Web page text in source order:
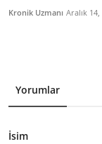
Kronik Uzmanı Aralık 14,
Yorumlar
İsim